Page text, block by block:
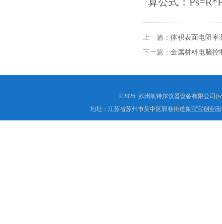
上一篇： 体积表面电阻率
下一篇： 金属材料电脑控
©2026 苏州凯特尔仪器设备有限公司
地址：江苏省苏州市吴中区郭巷街道象宝宝创业